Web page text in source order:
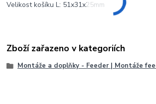
Velikost košíku L: 51x31x25mm
Zboží zařazeno v kategoriích
Montáže a doplňky - Feeder | Montáže